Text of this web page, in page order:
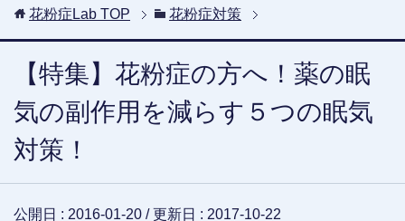
花粉症Lab TOP 花粉症対策
【特集】花粉症の方へ！薬の眠
気の副作用を減らす５つの眠気
対策！
公開日 : 2016-01-20 / 更新日 : 2017-10-22